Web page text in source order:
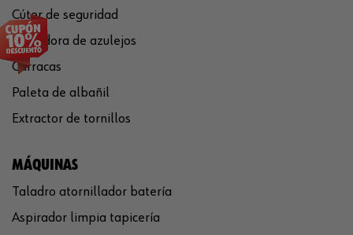
Cúter de seguridad
Cortadora de azulejos
Carracas
Paleta de albañil
Extractor de tornillos
MÁQUINAS
Taladro atornillador batería
Aspirador limpia tapicería